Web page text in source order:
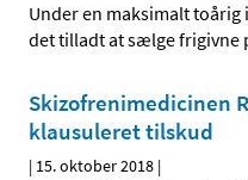
Under en maksimalt
det tilladt at sælge frigivne
Skizofrenimedicinen
klausuleret tilskud
| 15. oktober 2018 |